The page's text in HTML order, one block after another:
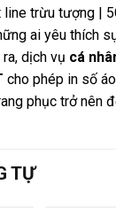
trừu tượng |
ai yêu thích
dịch vụ cá
cho phép in số
phục trở nên
TỰ